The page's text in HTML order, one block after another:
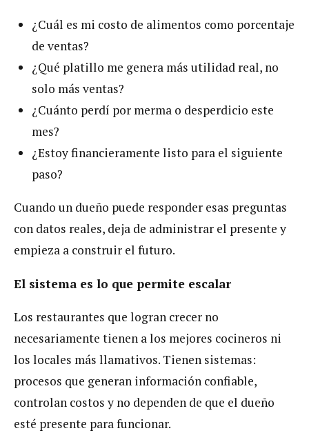
¿Cuál es mi costo de alimentos como porcentaje
de ventas?
¿Qué platillo me genera más utilidad real, no
solo más ventas?
¿Cuánto perdí por merma o desperdicio este
mes?
¿Estoy financieramente listo para el siguiente
paso?
Cuando un dueño puede responder esas preguntas
con datos reales, deja de administrar el presente y
empieza a construir el futuro.
El sistema es lo que permite escalar
Los restaurantes que logran crecer no
necesariamente tienen a los mejores cocineros ni
los locales más llamativos. Tienen sistemas:
procesos que generan información confiable,
controlan costos y no dependen de que el dueño
esté presente para funcionar.